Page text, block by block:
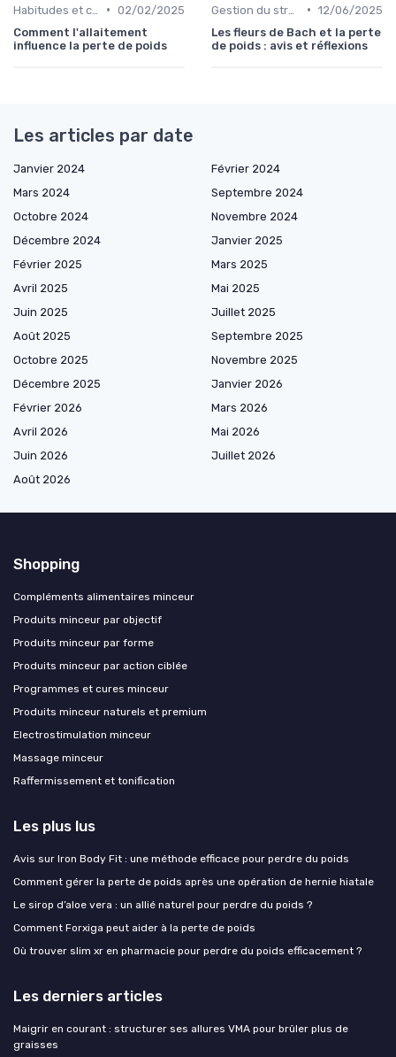
• 02/02/2025
Comment l'allaitement
influence la perte de poids
• 12/06/2025
Les fleurs de Bach et la perte
de poids : avis et réflexions
Les articles par date
Janvier 2024
Février 2024
Mars 2024
Septembre 2024
Octobre 2024
Novembre 2024
Décembre 2024
Janvier 2025
Février 2025
Mars 2025
Avril 2025
Mai 2025
Juin 2025
Juillet 2025
Août 2025
Septembre 2025
Octobre 2025
Novembre 2025
Décembre 2025
Janvier 2026
Février 2026
Mars 2026
Avril 2026
Mai 2026
Juin 2026
Juillet 2026
Août 2026
Shopping
Compléments alimentaires minceur
Produits minceur par objectif
Produits minceur par forme
Produits minceur par action ciblée
Programmes et cures minceur
Produits minceur naturels et premium
Electrostimulation minceur
Massage minceur
Raffermissement et tonification
Les plus lus
Avis sur Iron Body Fit : une méthode efficace pour perdre du poids
Comment gérer la perte de poids après une opération de hernie hiatale
Le sirop d’aloe vera : un allié naturel pour perdre du poids ?
Comment Forxiga peut aider à la perte de poids
Où trouver slim xr en pharmacie pour perdre du poids efficacement ?
Les derniers articles
Maigrir en courant : structurer ses allures VMA pour brûler plus de
graisses